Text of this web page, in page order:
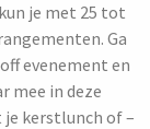
je met 25 tot
Ga
evenement en
mee in deze
kerstlunch of –